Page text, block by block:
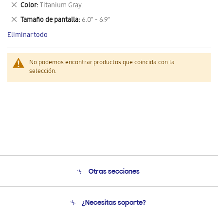
No podemos encontrar productos que coincida con la
selección.
artículo
Color Titanium Gray.
Eliminar
este
artículo
Tamaño de pantalla 6.0" - 6.9"
Eliminar
este
artículo
Eliminar todo
Otras secciones
Soporte
¿Necesitas soporte?